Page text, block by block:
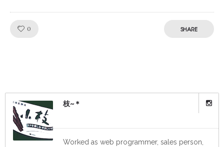
0 SHARE
枝~＊
Worked as web programmer, sales person,